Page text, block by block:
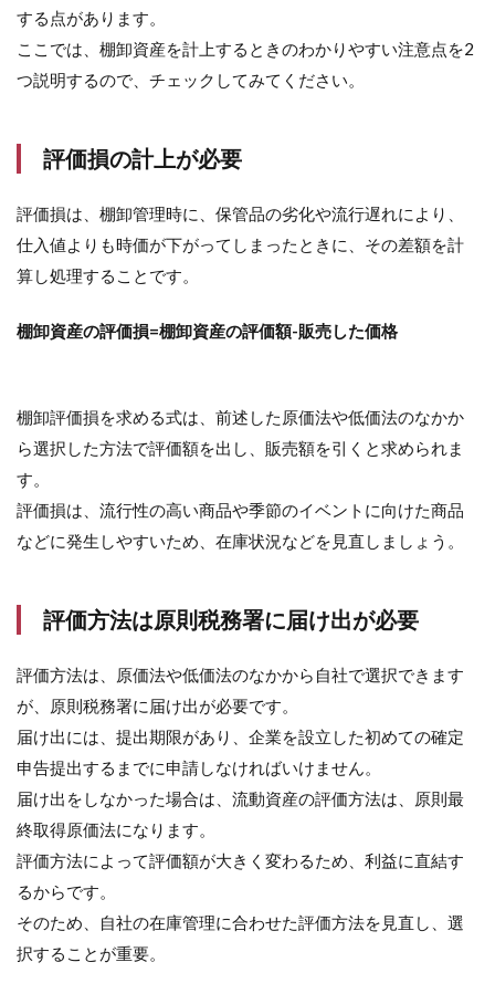
する点があります。
ここでは、棚卸資産を計上するときのわかりやすい注意点を2
つ説明するので、チェックしてみてください。
評価損の計上が必要
評価損は、棚卸管理時に、保管品の劣化や流行遅れにより、
仕入値よりも時価が下がってしまったときに、その差額を計
算し処理することです。
棚卸資産の評価損=棚卸資産の評価額-販売した価格
棚卸評価損を求める式は、前述した原価法や低価法のなかか
ら選択した方法で評価額を出し、販売額を引くと求められま
す。
評価損は、流行性の高い商品や季節のイベントに向けた商品
などに発生しやすいため、在庫状況などを見直しましょう。
評価方法は原則税務署に届け出が必要
評価方法は、原価法や低価法のなかから自社で選択できます
が、原則税務署に届け出が必要です。
届け出には、提出期限があり、企業を設立した初めての確定
申告提出するまでに申請しなければいけません。
届け出をしなかった場合は、流動資産の評価方法は、原則最
終取得原価法になります。
評価方法によって評価額が大きく変わるため、利益に直結す
るからです。
そのため、自社の在庫管理に合わせた評価方法を見直し、選
択することが重要。